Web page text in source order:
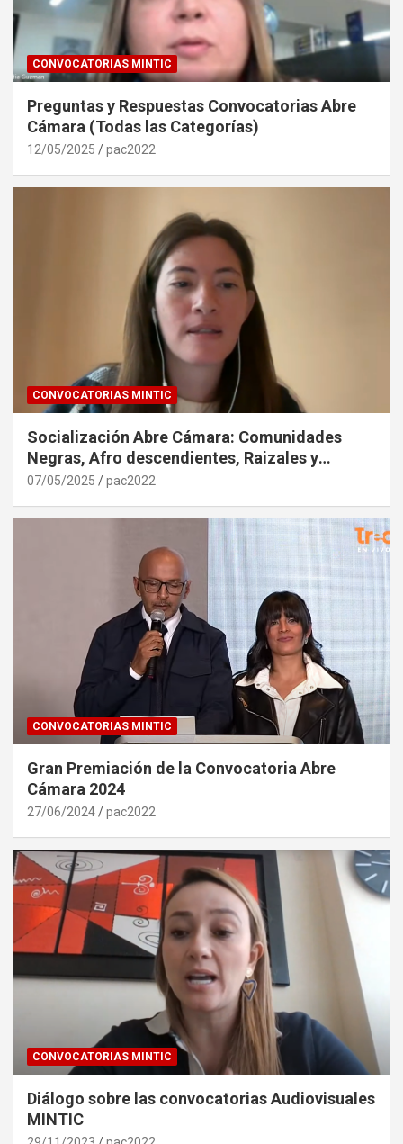
CONVOCATORIAS MINTIC
Preguntas y Respuestas Convocatorias Abre
Cámara (Todas las Categorías)
12/05/2025 pac2022
CONVOCATORIAS MINTIC
Socialización Abre Cámara: Comunidades
Negras, Afro descendientes, Raizales y
Palenqueras. 6 de Mayo de 2025
07/05/2025 pac2022
CONVOCATORIAS MINTIC
Gran Premiación de la Convocatoria Abre
Cámara 2024
27/06/2024 pac2022
CONVOCATORIAS MINTIC
Diálogo sobre las convocatorias Audiovisuales
MINTIC